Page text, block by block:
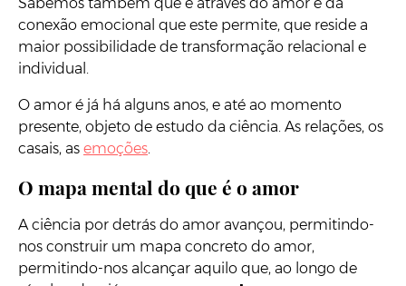
conexão emocional que este permite, que reside a
maior possibilidade de transformação relacional e
individual.
O amor é já há alguns anos, e até ao momento
presente, objeto de estudo da ciência. As relações, os
casais, as emoções.
O mapa mental do que é o amor
A ciência por detrás do amor avançou, permitindo-
nos construir um mapa concreto do amor,
permitindo-nos alcançar aquilo que, ao longo de